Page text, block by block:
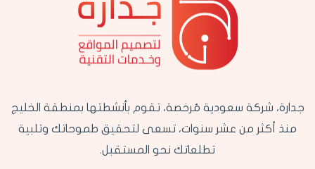
جدارة، شركة سعودية مُرخصة، تقوم بأنشطتها بمنطقة الخليج
منذ أكثر من عشر سنوات، تسعى لتحقيق طموحاتك وتلبية
تطلعاتك نحو المستقبل.